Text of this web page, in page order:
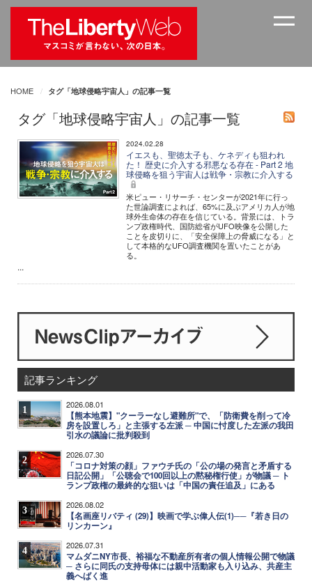
HOME タグ「地球侵略宇宙人」の記事一覧
タグ「地球侵略宇宙人」の記事一覧
2024.02.28
イエスも、聖徳太子も、ケネディも狙われ
た！ 歴史に介入する邪悪なる存在 - Part 2 地
球侵略を狙う宇宙人は戦争・宗教に介入する
米ピュー・リサーチ・センターが2021年に行っ
た世論調査によれば、65%に及ぶアメリカ人が地
球外生命体の存在を信じている。背景には、トラ
ンプ政権時代、国防総省がUFO映像を公開した
ことを皮切りに、「安全保障上の脅威になる」と
して本格的なUFO調査機関を置いたことがあ
る。
...
記事ランキング
1 2026.08.01
【熊本地震】"クーラーなし避難所"で、「防衛費を削って冷
房を設置しろ」と主張する左派 ─ 中国に忖度した左派の我田
引水の議論に批判殺到
2 2026.07.30
「コロナ対策の顔」ファウチ氏の「公の場の発言と矛盾する
日記公開」「公聴会で100回以上の黙秘権行使」が物議 ─ ト
ランプ政権の最終的な狙いは「中国の責任追及」にある
3 2026.08.02
【名画座リバティ (29)】映画で学ぶ偉人伝(1)──『若き日の
リンカーン』
4 2026.07.31
マムダニNY市長、裕福な不動産所有者の個人情報公開で物議
─ さらに同氏の支持母体には親中活動家も入り込み、共産主
義へばく進